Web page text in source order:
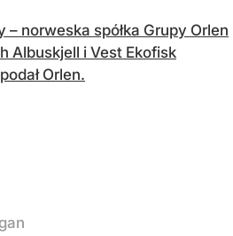
norweska spółka Grupy Orlen
Albuskjell i Vest Ekofisk
Orlen.